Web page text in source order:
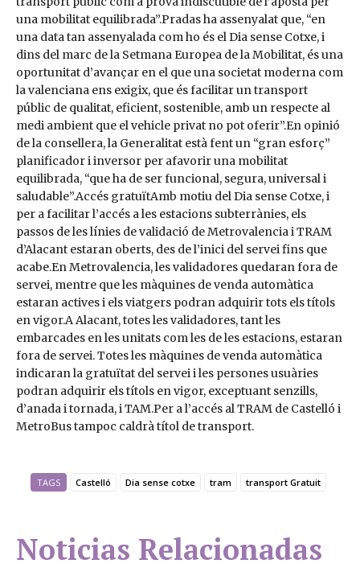
una mobilitat equilibrada”.Pradas ha assenyalat que, “en
una data tan assenyalada com ho és el Dia sense Cotxe, i
dins del marc de la Setmana Europea de la Mobilitat, és una
oportunitat d’avançar en el que una societat moderna com
la valenciana ens exigix, que és facilitar un transport
públic de qualitat, eficient, sostenible, amb un respecte al
medi ambient que el vehicle privat no pot oferir”.En opinió
de la consellera, la Generalitat està fent un “gran esforç”
planificador i inversor per afavorir una mobilitat
equilibrada, “que ha de ser funcional, segura, universal i
saludable”.Accés gratuïtAmb motiu del Dia sense Cotxe, i
per a facilitar l’accés a les estacions subterrànies, els
passos de les línies de validació de Metrovalencia i TRAM
d’Alacant estaran oberts, des de l’inici del servei fins que
acabe.En Metrovalencia, les validadores quedaran fora de
servei, mentre que les màquines de venda automàtica
estaran actives i els viatgers podran adquirir tots els títols
en vigor.A Alacant, totes les validadores, tant les
embarcades en les unitats com les de les estacions, estaran
fora de servei. Totes les màquines de venda automàtica
indicaran la gratuïtat del servei i les persones usuàries
podran adquirir els títols en vigor, exceptuant senzills,
d’anada i tornada, i TAM.Per a l’accés al TRAM de Castelló i
MetroBus tampoc caldrà títol de transport.
TAGS Castelló Dia sense cotxe tram transport Gratuit
Noticias Relacionadas